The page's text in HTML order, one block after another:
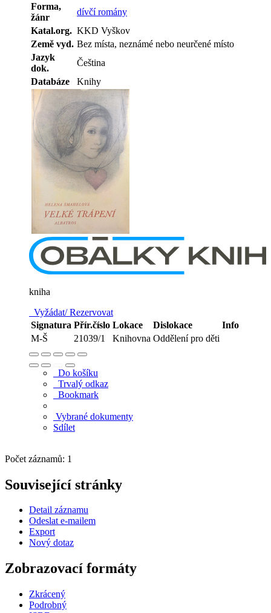
Forma,
žánr
dívčí romány
Katal.org. KKD Vyškov
Země vyd. Bez místa, neznámé nebo neurčené místo
Jazyk
dok.
Čeština
Databáze
Knihy
kniha
Vyžádat/ Rezervovat
Signatura Přír.číslo Lokace Dislokace
Info
M-Š
21039/1 Knihovna Oddělení pro děti
Do košíku
Trvalý odkaz
Bookmark
Vybrané dokumenty
Sdílet
Počet záznamů: 1
Související stránky
Detail záznamu
Odeslat e-mailem
Export
Nový dotaz
Zobrazovací formáty
Zkrácený
Podrobný